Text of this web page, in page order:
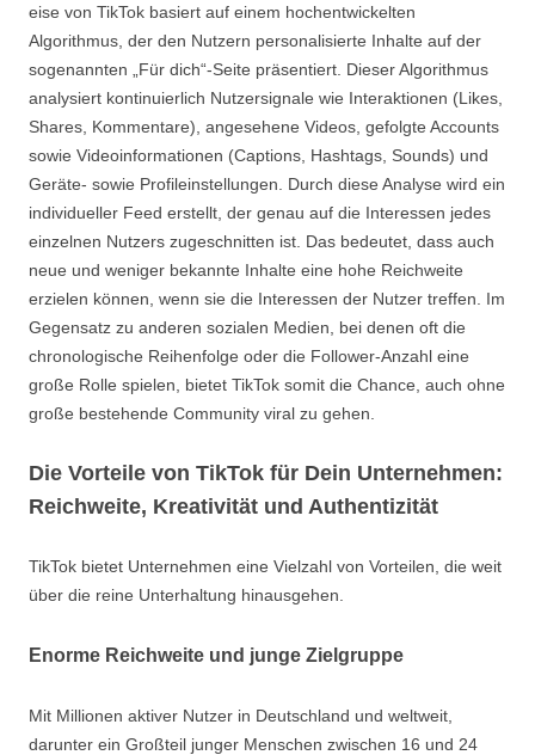
eise von TikTok basiert auf einem hochentwickelten
Algorithmus, der den Nutzern personalisierte Inhalte auf der
sogenannten „Für dich“-Seite präsentiert. Dieser Algorithmus
analysiert kontinuierlich Nutzersignale wie Interaktionen (Likes,
Shares, Kommentare), angesehene Videos, gefolgte Accounts
sowie Videoinformationen (Captions, Hashtags, Sounds) und
Geräte- sowie Profileinstellungen. Durch diese Analyse wird ein
individueller Feed erstellt, der genau auf die Interessen jedes
einzelnen Nutzers zugeschnitten ist. Das bedeutet, dass auch
neue und weniger bekannte Inhalte eine hohe Reichweite
erzielen können, wenn sie die Interessen der Nutzer treffen. Im
Gegensatz zu anderen sozialen Medien, bei denen oft die
chronologische Reihenfolge oder die Follower-Anzahl eine
große Rolle spielen, bietet TikTok somit die Chance, auch ohne
große bestehende Community viral zu gehen.
Die Vorteile von TikTok für Dein Unternehmen:
Reichweite, Kreativität und Authentizität
TikTok bietet Unternehmen eine Vielzahl von Vorteilen, die weit
über die reine Unterhaltung hinausgehen.
Enorme Reichweite und junge Zielgruppe
Mit Millionen aktiver Nutzer in Deutschland und weltweit,
darunter ein Großteil junger Menschen zwischen 16 und 24